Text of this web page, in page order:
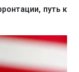
путь к